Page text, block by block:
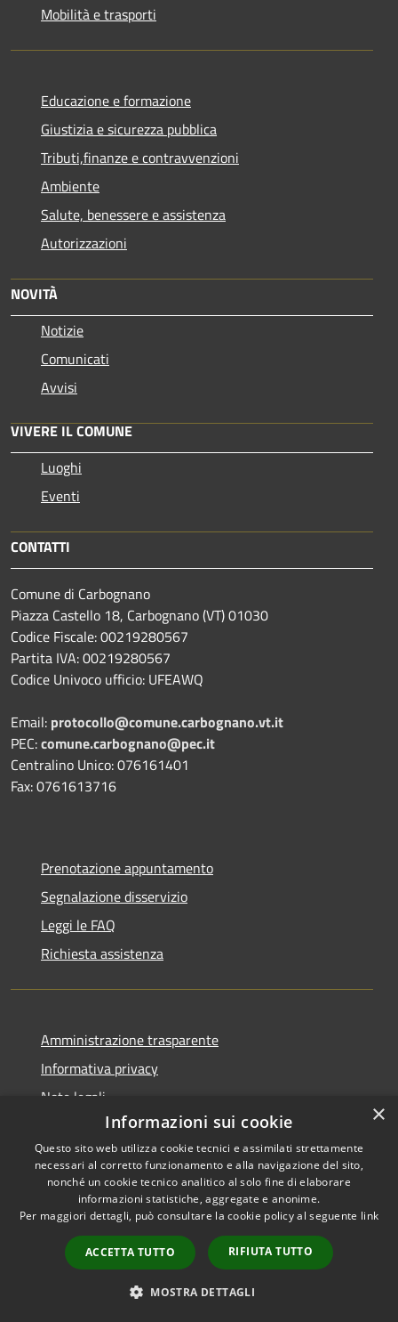
Mobilità e trasporti
Educazione e formazione
Giustizia e sicurezza pubblica
Tributi,finanze e contravvenzioni
Ambiente
Salute, benessere e assistenza
Autorizzazioni
NOVITÀ
Notizie
Comunicati
Avvisi
VIVERE IL COMUNE
Luoghi
Eventi
CONTATTI
Comune di Carbognano
Piazza Castello 18, Carbognano (VT) 01030
Codice Fiscale: 00219280567
Partita IVA: 00219280567
Codice Univoco ufficio: UFEAWQ
Email: protocollo@comune.carbognano.vt.it
PEC:comune.carbognano@pec.it
Centralino Unico: 076161401
Fax: 0761613716
Prenotazione appuntamento
Segnalazione disservizio
Leggi le FAQ
Richiesta assistenza
Amministrazione trasparente
Informativa privacy
Note legali
Dichiarazione di accessibilità
RSS
Accessibilità
Copyright © 2026 • Comune di
Carbognano • Powered by
Municipium•
Accesso
×
Informazioni sui cookie
Questo sito web utilizza cookie tecnici e assimilati strettamente
necessari al corretto funzionamento e alla navigazione del sito,
nonché un cookie tecnico analitico al solo fine di elaborare
informazioni statistiche, aggregate e anonime.
Per maggiori dettagli, può consultare la cookie policy al seguente link
ACCETTA TUTTO RIFIUTA TUTTO
MOSTRA DETTAGLI